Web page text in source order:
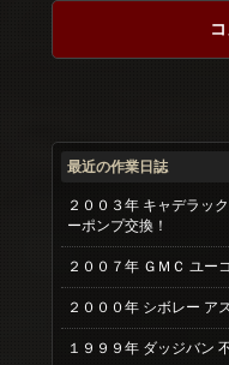
最近の作業日誌
２００３年 キャデラッ
ーポンプ交換！
２００７年 ＧＭＣ ユー
２０００年 シボレー ア
１９９９年 ダッジバン